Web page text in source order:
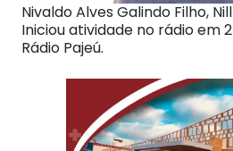
Nivaldo Alves Galindo Filho,
Iniciou atividade no rádio em
Rádio Pajeú.